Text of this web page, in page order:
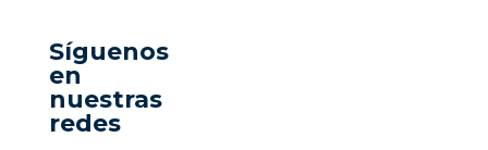
Síguenos
en
nuestras
redes